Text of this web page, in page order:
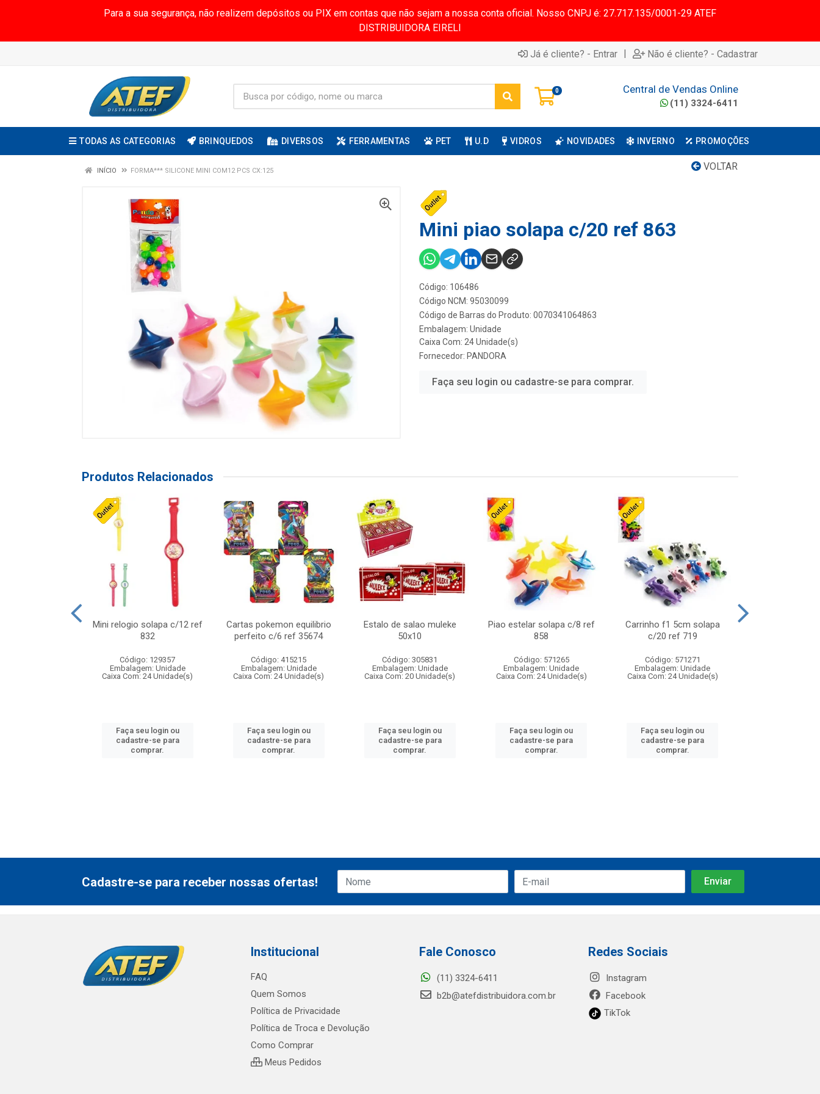
Para a sua segurança, não realizem depósitos ou PIX em contas que não sejam a nossa conta oficial. Nosso CNPJ é: 27.717.135/0001-29 ATEF
DISTRIBUIDORA EIRELI
Já é cliente? - Entrar | Não é cliente? - Cadastrar
0 Central de Vendas Online
(11) 3324-6411
TODAS AS CATEGORIAS BRINQUEDOS DIVERSOS FERRAMENTAS PET U.D VIDROS NOVIDADES INVERNO PROMOÇÕES
VOLTAR
INÍCIO FORMA*** SILICONE MINI COM12 PCS CX:125
Mini piao solapa c/20 ref 863
Código: 106486
Código NCM: 95030099
Código de Barras do Produto: 0070341064863
Embalagem: Unidade
Caixa Com: 24 Unidade(s)
Fornecedor: PANDORA
Faça seu login ou cadastre-se para comprar.
Produtos Relacionados
Mini relogio solapa c/12 ref
832
Código: 129357
Embalagem: Unidade
Caixa Com: 24 Unidade(s)
Faça seu login ou
cadastre-se para
comprar.
Cartas pokemon equilibrio
perfeito c/6 ref 35674
Código: 415215
Embalagem: Unidade
Caixa Com: 24 Unidade(s)
Faça seu login ou
cadastre-se para
comprar.
Estalo de salao muleke
50x10
Código: 305831
Embalagem: Unidade
Caixa Com: 20 Unidade(s)
Faça seu login ou
cadastre-se para
comprar.
Piao estelar solapa c/8 ref
858
Código: 571265
Embalagem: Unidade
Caixa Com: 24 Unidade(s)
Faça seu login ou
cadastre-se para
comprar.
Carrinho f1 5cm solapa
c/20 ref 719
Código: 571271
Embalagem: Unidade
Caixa Com: 24 Unidade(s)
Faça seu login ou
cadastre-se para
comprar.
Cadastre-se para receber nossas ofertas!
Institucional
FAQ
Quem Somos
Política de Privacidade
Política de Troca e Devolução
Como Comprar
Meus Pedidos
Fale Conosco
(11) 3324-6411
b2b@atefdistribuidora.com.br
Redes Sociais
Instagram
Facebook
TikTok